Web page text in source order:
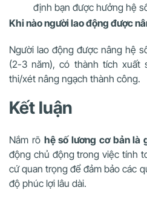
định bạn được hưởng hệ
Khi nào người lao động được
Người lao động được nâng hệ
(2-3 năm), có thành tích xuất
thi/xét nâng ngạch thành công.
Kết luận
Nắm rõ hệ số lương cơ bản là
động chủ động trong việc tính
cứ quan trọng để đảm bảo các
độ phúc lợi lâu dài.